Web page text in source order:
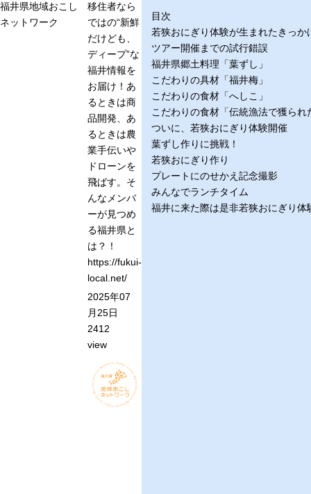
福井県地域おこし
ネットワーク
移住者なら
ではの“新鮮
だけども、
ディープ”な
福井情報を
お届け！あ
るときは商
品開発、あ
るときは農
業手伝いや
ドローンを
飛ばす。そ
んなメンバ
ーが見つめ
る福井県と
は？！
https://fukui-
local.net/
2025年07
月25日
2412
view
目次
若狭おにぎり体験が生まれたきっか
ツアー開催までの試行錯誤
福井県郷土料理「葉ずし」
こだわりの具材「福井梅」
こだわりの食材「へしこ」
こだわりの食材「伝統漁法で獲られ
ついに、若狭おにぎり体験開催
葉ずし作りに挑戦！
若狭おにぎり作り
プレートにのせかえ記念撮影
みんなでランチタイム
福井に来た際は是非若狭おにぎり体